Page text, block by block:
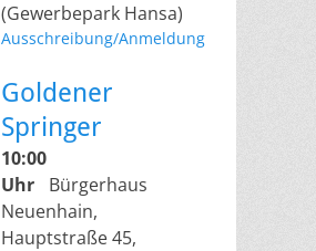
(Gewerbepark Hansa)
Ausschreibung/Anmeldung
Goldener
Springer
10:00
Uhr
Bürgerhaus
Neuenhain,
Hauptstraße 45,